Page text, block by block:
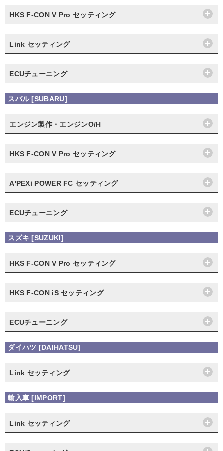
HKS F-CON V Pro セッティング
Link セッティング
ECUチューニング
スバル [SUBARU]
エンジン製作・エンジンO/H
HKS F-CON V Pro セッティング
A'PEXi POWER FC セッティング
ECUチューニング
スズキ [SUZUKI]
HKS F-CON V Pro セッティング
HKS F-CON iS セッティング
ECUチューニング
ダイハツ [DAIHATSU]
Link セッティング
輸入車 [IMPORT]
Link セッティング